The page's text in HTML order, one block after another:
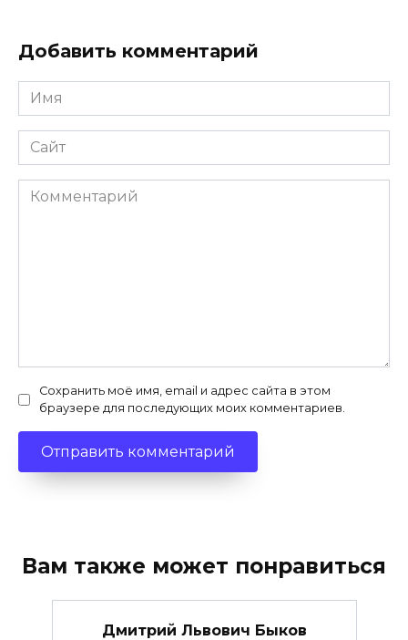
Добавить комментарий
Имя
*
Сайт
Комментарий
Сохранить моё имя, email и адрес сайта в этом
браузере для последующих моих комментариев.
Вам также может понравиться
Дмитрий Львович Быков